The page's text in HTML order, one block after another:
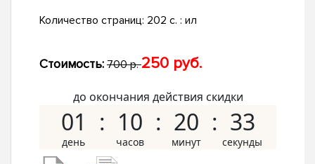
Количество страниц: 202 с. : ил
Стоимость: 700 р.250 руб.
до окончания действия скидки
01 10 20 32